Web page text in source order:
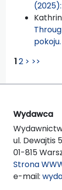
12 > >>
Wydawca
ul. Dewajtis
01-815
Strona
e-mail: